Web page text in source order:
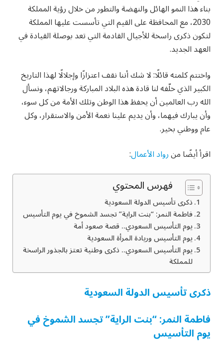
بناء هذا النمو الهائل والنهضة والتطور من خلال رؤية المملكة
2030، مع المحافظة على القيم التي تأسست عليها المملكة
لتكون ذكرى راسخة للأجيال القادمة التي تعد بوصلة القيادة في
العهد الجديد.
واختتم كلمته قائلًا: لا شك أننا نقف اعتزازًا وإجلالًا لهذا التاريخ
الكبير الذي خلّفه لنا قادة هذه البلاد المباركة ورجالاتهم، ونسأل
الله رب العالمين أن يحفظ هذا الوطن وتلك الأمة من كل سوء،
وأن يبارك فيهما، وأن يديم علينا نعمة الأمن والاستقرار، وكل
عام ووطني بخير.
اقرأ أيضًا منرواد الأعمال:
فهرس المحتوي
ذكرى تأسيس الدولة السعودية
فاطمة النمر: “بنت الراية” تجسد الشموخ في يوم التأسيس
يوم التأسيس السعودي.. قصة صعود أمة
يوم التأسيس وريادة المرأة السعودية
يوم التأسيس السعودي.. ذكرى وطنية تعتز بالجذور الراسخة
للمملكة
ذكرى تأسيس الدولة السعودية
فاطمة النمر: “بنت الراية” تجسد الشموخ في
يوم التأسيس